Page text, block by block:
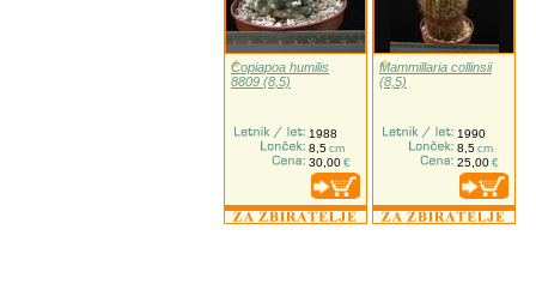
Copiapoa humilis
8809 (8,5)
1988
8,5cm
30,00€
Mammillaria collinsii
(8,5)
1990
8,5cm
25,00€